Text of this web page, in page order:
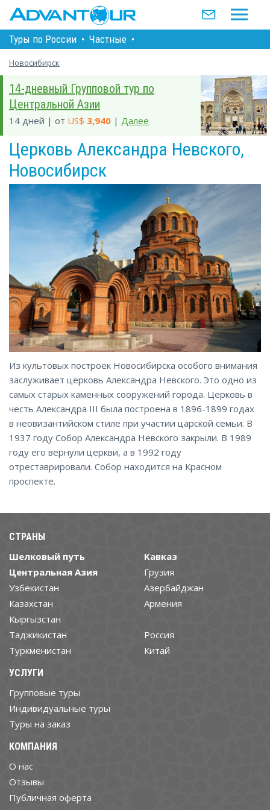
Туры по Росcии • Частные •
Новосибирск
14-дневный Групповой тур по
Центральной Азии
14 дней | от US$ 3,940 | Далее
Церковь Александра Невского,
Новосибирск
Из культовых построек Новосибирска особого внимания
заслуживает церковь Александра Невского. Это одно из
самых старых каменных сооружений города. Церковь в
честь Александра III была построена в 1896-1899 годах
в неовизантийском стиле при участии царской семьи. В
1937 году Собор Александра Невского закрыли. В 1989
году его вернули церкви, а в 1992 году
отреставрировали. Собор находится на Красном
проспекте.
СТРАНЫ
Шелковый путь
Центральная Азия
Узбекистан
Казахстан
Кыргызстан
Таджикистан
Туркменистан
Кавказ
Грузия
Азербайджан
Армения
Россия
Китай
УСЛУГИ
Групповые туры
Индивидуальные туры
Туры на заказ
КОМПАНИЯ
О нас
Отзывы
Публичная оферта